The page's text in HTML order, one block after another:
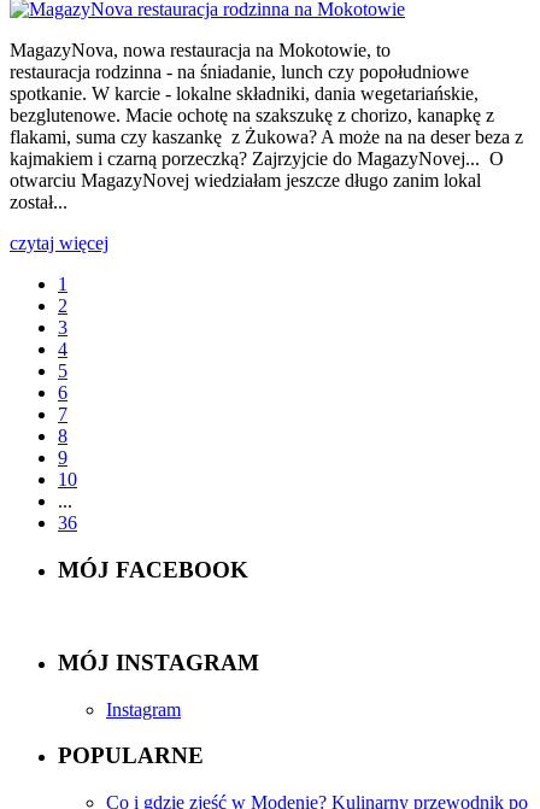
MagazyNova, nowa restauracja na Mokotowie, to
restauracja rodzinna - na śniadanie, lunch czy popołudniowe
spotkanie. W karcie - lokalne składniki, dania wegetariańskie,
bezglutenowe. Macie ochotę na szakszukę z chorizo, kanapkę z
flakami, suma czy kaszankę z Żukowa? A może na na deser beza z
kajmakiem i czarną porzeczką? Zajrzyjcie do MagazyNovej... O
otwarciu MagazyNovej wiedziałam jeszcze długo zanim lokal
został...
czytaj więcej
1
2
3
4
5
6
7
8
9
10
...
36
MÓJ FACEBOOK
MÓJ INSTAGRAM
Instagram
POPULARNE
Co i gdzie zjeść w Modenie? Kulinarny przewodnik po